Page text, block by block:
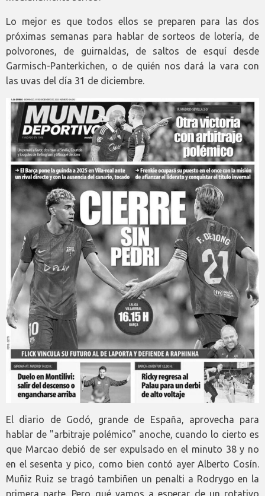
Lo mejor es que todos ellos se preparen para las dos
próximas semanas para hablar de sorteos de lotería, de
polvorones, de guirnaldas, de saltos de esquí desde
Garmisch-Panterkichen, o de quién nos dará la vara con
las uvas del día 31 de diciembre.
El diario de Godó, grande de España, aprovecha para
hablar de "arbitraje polémico" anoche, cuando lo cierto es
que Marcao debió de ser expulsado en el minuto 38 y no
en el sesenta y pico, como bien contó ayer Alberto Cosín.
Muñiz Ruiz se tragó tambiñen un penalti a Rodrygo en la
primera parte. Pero qué vamos a esperar de un rotativo